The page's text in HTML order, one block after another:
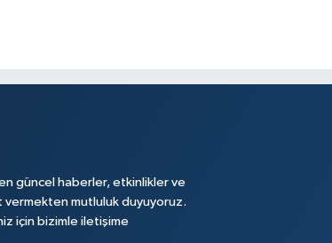
güncel haberler, etkinlikler ve
mutluluk duyuyoruz.
için bizimle iletişime